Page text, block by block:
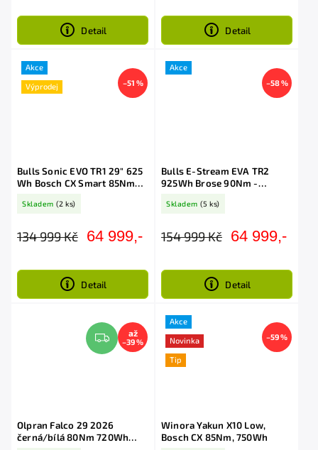
Detail Detail
Akce
Výprodej –51 %
Bulls Sonic EVO TR1 29″ 625
Wh Bosch CX Smart 85Nm
Skladem (2 ks)
134 999 Kč 64 999,-
Detail
Akce
–58 %
Bulls E-Stream EVA TR2
925Wh Brose 90Nm -
Skladem (5 ks)
154 999 Kč 64 999,-
Detail
až
–39 %
Olpran Falco 29 2026
černá/bílá 80Nm 720Wh
Akce
Novinka
Tip
–59 %
Winora Yakun X10 Low,
Bosch CX 85Nm, 750Wh